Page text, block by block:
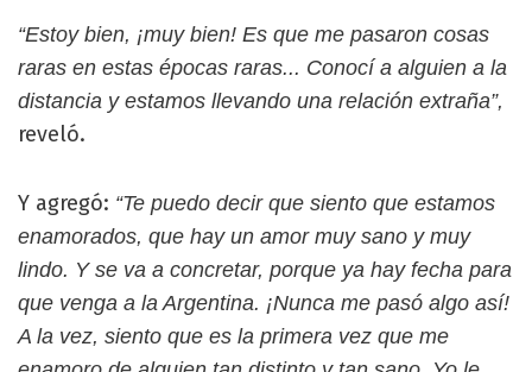
“Estoy bien, ¡muy bien! Es que me pasaron cosas
raras en estas épocas raras... Conocí a alguien a la
distancia y estamos llevando una relación extraña”,
reveló.
Y agregó: “Te puedo decir que siento que estamos
enamorados, que hay un amor muy sano y muy
lindo. Y se va a concretar, porque ya hay fecha para
que venga a la Argentina. ¡Nunca me pasó algo así!
A la vez, siento que es la primera vez que me